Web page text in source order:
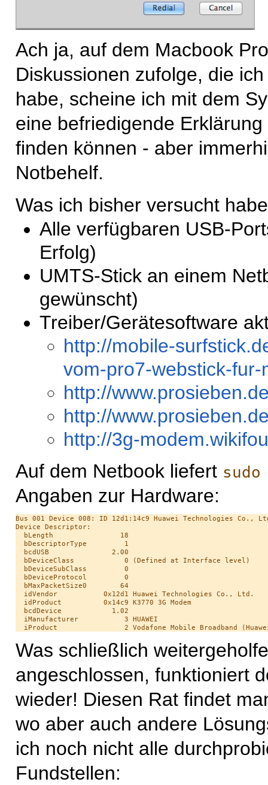
Ach ja, auf dem Macbook
Diskussionen zufolge, die
habe, scheine ich mit dem
eine befriedigende
finden können - aber
Notbehelf.
Was ich bisher versucht
Alle verfügbaren USB-
Erfolg)
UMTS-Stick an einem
gewünscht)
Treiber/Gerätesoftware
http://mobile-
vom-pro7-webstick-fur-
http://
http://
http://3g-
Auf dem Netbook liefert
Angaben zur Hardware:
Bus 001 Device 008: ID 12d1:14c9 Huawei Technologies Co.,
Device Descriptor:
  bLength                18
  bDescriptorType         1
  bcdUSB               2.00
  bDeviceClass            0 (Defined at Interface level)
  bDeviceSubClass         0
  bDeviceProtocol         0
  bMaxPacketSize0        64
  idVendor           0x12d1 Huawei Technologies Co., Ltd.
  idProduct          0x14c9 K3770 3G Modem
  bcdDevice            1.02
  iManufacturer           3 HUAWEI
Was schließlich
angeschlossen, funktioniert
wieder! Diesen Rat findet
wo aber auch andere
ich noch nicht alle
Fundstellen: